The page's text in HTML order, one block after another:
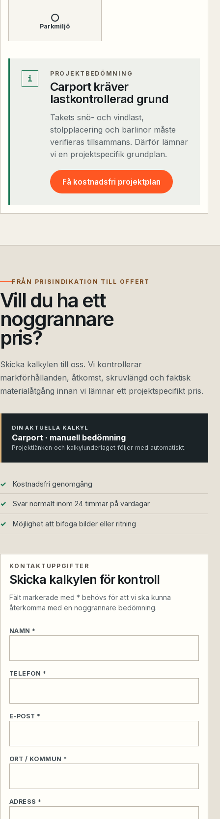
○
Parkmiljö
i
PROJEKTBEDÖMNING
Carport kräver
lastkontrollerad grund
Takets snö- och vindlast,
stolpplacering och bärlinor måste
verifieras tillsammans. Därför lämnar
vi en projektspecifik grundplan.
Få kostnadsfri projektplan
FRÅN PRISINDIKATION TILL OFFERT
Vill du ha ett
noggrannare
pris?
Skicka kalkylen till oss. Vi kontrollerar
markförhållanden, åtkomst, skruvlängd och faktisk
materialåtgång innan vi lämnar ett projektspecifikt pris.
DIN AKTUELLA KALKYL
Carport · manuell bedömning
Projektlänken och kalkylunderlaget följer med automatiskt.
Kostnadsfri genomgång
Svar normalt inom 24 timmar på vardagar
Möjlighet att bifoga bilder eller ritning
KONTAKTUPPGIFTER
Skicka kalkylen för kontroll
Fält markerade med * behövs för att vi ska kunna
återkomma med en noggrannare bedömning.
NAMN *
TELEFON *
E-POST *
ORT / KOMMUN *
ADRESS *